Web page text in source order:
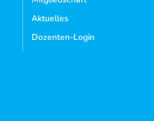
Aktuelles
Dozenten-Login